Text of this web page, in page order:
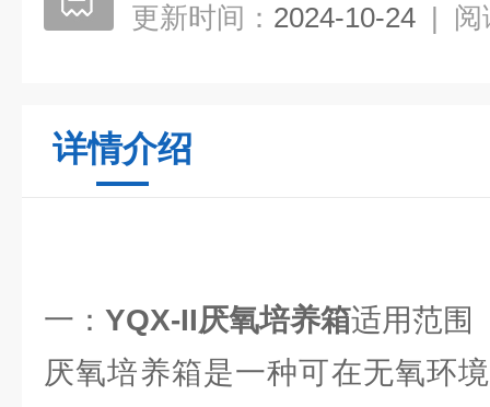
更新时间： 2024-10-24 | 阅
详情介绍
一： YQX-II厌氧培养箱适用范围
厌氧培养箱是一种可在无氧环